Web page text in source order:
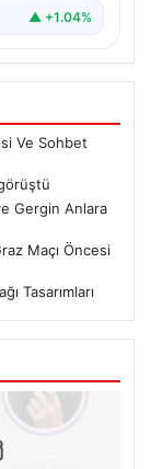
▲ +1.04%
Ve Sohbet
Gergin Anlara
Maçı Öncesi
Tasarımları